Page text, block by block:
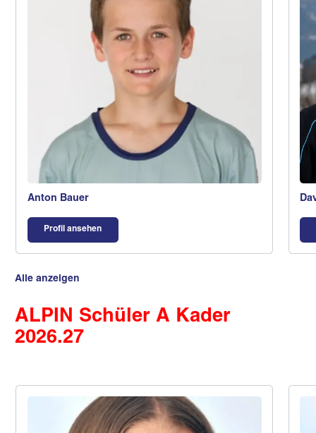
Anton Bauer
Profil ansehen
Alle anzeigen
ALPIN Schüler A Kader
2026.27